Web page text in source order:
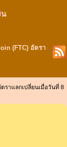
น
(FTC) อัตรา
ราแลกเปลี่ยนเมื่อวันที่ 8